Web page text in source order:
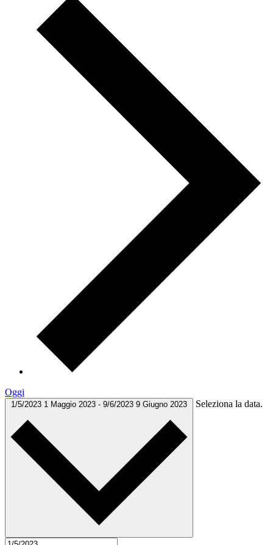
Oggi
1/5/2023 1 Maggio 2023 - 9/6/2023 9 Giugno 2023 Seleziona la data.